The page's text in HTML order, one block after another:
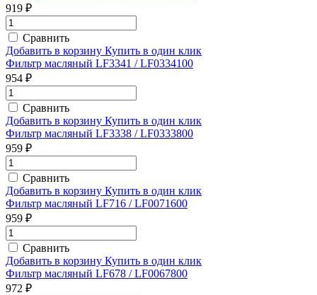
919 ₽
Сравнить
Добавить в корзину Купить в один клик
Фильтр масляный LF3341 / LF0334100
954 ₽
Сравнить
Добавить в корзину Купить в один клик
Фильтр масляный LF3338 / LF0333800
959 ₽
Сравнить
Добавить в корзину Купить в один клик
Фильтр масляный LF716 / LF0071600
959 ₽
Сравнить
Добавить в корзину Купить в один клик
Фильтр масляный LF678 / LF0067800
972 ₽